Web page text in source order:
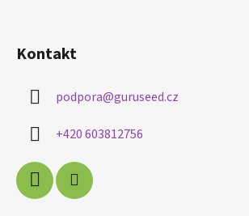
Kontakt
podpora@guruseed.cz
+420 603812756